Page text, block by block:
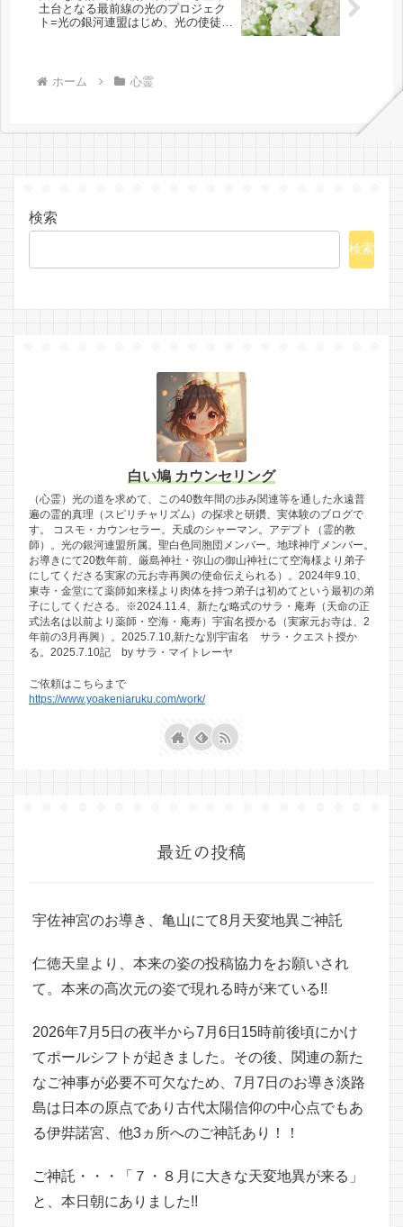
土台となる最前線の光のプロジェク
ト=光の銀河連盟はじめ、光の使徒た
ホーム
心霊
検索
検索
白い鳩 カウンセリング
（心霊）光の道を求めて、この40数年間の歩み関連等を通した永遠普
遍の霊的真理（スピリチャリズム）の探求と研鑽、実体験のブログで
す。 コスモ・カウンセラー。天成のシャーマン。アデプト（霊的教
師）。光の銀河連盟所属。聖白色同胞団メンバー。地球神庁メンバー。
お導きにて20数年前、厳島神社・弥山の御山神社にて空海様より弟子
にしてくださる実家の元お寺再興の使命伝えられる）。2024年9.10、
東寺・金堂にて薬師如来様より肉体を持つ弟子は初めてという最初の弟
子にしてくださる。※2024.11.4、新たな略式のサラ・庵寿（天命の正
式法名は以前より薬師・空海・庵寿）宇宙名授かる（実家元お寺は、2
年前の3月再興）。2025.7.10,新たな別宇宙名 サラ・クエスト授か
る。2025.7.10記 by サラ・マイトレーヤ
ご依頼はこちらまで
https://www.yoakeniaruku.com/work/
最近の投稿
宇佐神宮のお導き、亀山にて8月天変地異ご神託
仁徳天皇より、本来の姿の投稿協力をお願いされ
て。本来の高次元の姿で現れる時が来ている!!
2026年7月5日の夜半から7月6日15時前後頃にかけ
てポールシフトが起きました。その後、関連の新た
なご神事が必要不可欠なため、7月7日のお導き淡路
島は日本の原点であり古代太陽信仰の中心点でもあ
る伊弉諾宮、他3ヵ所へのご神託あり！！
ご神託・・・「７・８月に大きな天変地異が来る」
と、本日朝にありました!!